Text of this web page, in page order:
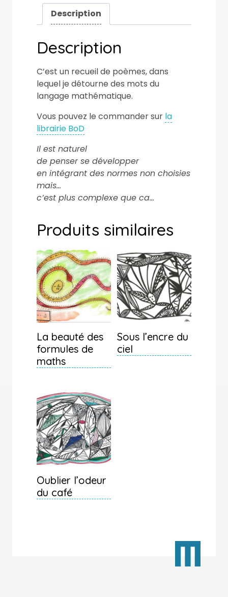
Description
Description
C’est un recueil de poèmes, dans
lequel je détourne des mots du
langage mathématique.
Vous pouvez le commander sur la
librairie BoD
Il est naturel
de penser se développer
en intégrant des normes non choisies
mais…
c’est plus complexe que ca…
Produits similaires
La beauté des
formules de
maths
Sous l’encre du
ciel
Oublier l’odeur
du café